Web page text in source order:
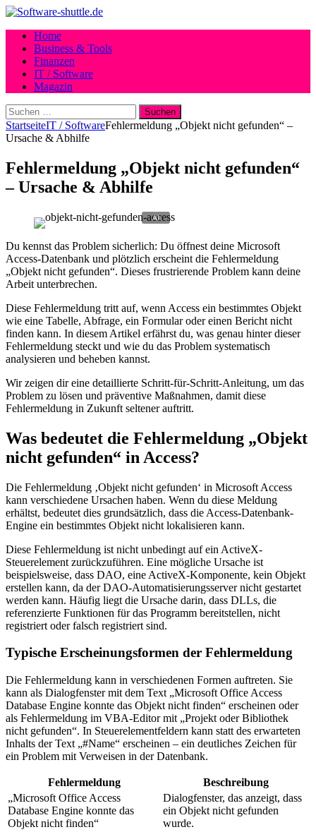
Home
Business & Tools
Finanzen
IT / Software
Magazin
Suchen
nach:
StartseiteIT / SoftwareFehlermeldung „Objekt nicht gefunden“ –
Ursache & Abhilfe
Fehlermeldung „Objekt nicht gefunden“
– Ursache & Abhilfe
Du kennst das Problem sicherlich: Du öffnest deine Microsoft
Access-Datenbank und plötzlich erscheint die Fehlermeldung
„Objekt nicht gefunden“. Dieses frustrierende Problem kann deine
Arbeit unterbrechen.
Diese Fehlermeldung tritt auf, wenn Access ein bestimmtes Objekt
wie eine Tabelle, Abfrage, ein Formular oder einen Bericht nicht
finden kann. In diesem Artikel erfährst du, was genau hinter dieser
Fehlermeldung steckt und wie du das Problem systematisch
analysieren und beheben kannst.
Wir zeigen dir eine detaillierte Schritt-für-Schritt-Anleitung, um das
Problem zu lösen und präventive Maßnahmen, damit diese
Fehlermeldung in Zukunft seltener auftritt.
Was bedeutet die Fehlermeldung „Objekt
nicht gefunden“ in Access?
Die Fehlermeldung ‚Objekt nicht gefunden‘ in Microsoft Access
kann verschiedene Ursachen haben. Wenn du diese Meldung
erhältst, bedeutet dies grundsätzlich, dass die Access-Datenbank-
Engine ein bestimmtes Objekt nicht lokalisieren kann.
Diese Fehlermeldung ist nicht unbedingt auf ein ActiveX-
Steuerelement zurückzuführen. Eine mögliche Ursache ist
beispielsweise, dass DAO, eine ActiveX-Komponente, kein Objekt
erstellen kann, da der DAO-Automatisierungsserver nicht gestartet
werden kann. Häufig liegt die Ursache darin, dass DLLs, die
referenzierte Funktionen für das Programm bereitstellen, nicht
registriert oder falsch registriert sind.
Typische Erscheinungsformen der Fehlermeldung
Die Fehlermeldung kann in verschiedenen Formen auftreten. Sie
kann als Dialogfenster mit dem Text „Microsoft Office Access
Database Engine konnte das Objekt nicht finden“ erscheinen oder
als Fehlermeldung im VBA-Editor mit „Projekt oder Bibliothek
nicht gefunden“. In Steuerelementfeldern kann statt des erwarteten
Inhalts der Text „#Name“ erscheinen – ein deutliches Zeichen für
ein Problem mit Verweisen in der Datenbank.
Fehlermeldung
Beschreibung
„Microsoft Office Access
Database Engine konnte das
Objekt nicht finden“
Dialogfenster, das anzeigt, dass
ein Objekt nicht gefunden
wurde.